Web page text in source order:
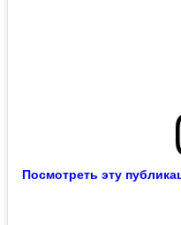
Посмотреть эту